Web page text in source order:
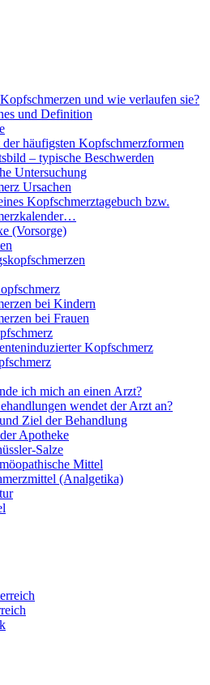
und wie verlaufen sie?
und Definition
häufigsten Kopfschmerzformen
– typische Beschwerden
Untersuchung
Ursachen
Kopfschmerztagebuch bzw.
(Vorsorge)
bei Kindern
bei Frauen
Kopfschmerz
ich mich an einen Arzt?
wendet der Arzt an?
Ziel der Behandlung
Apotheke
Salze
Mittel
(Analgetika)